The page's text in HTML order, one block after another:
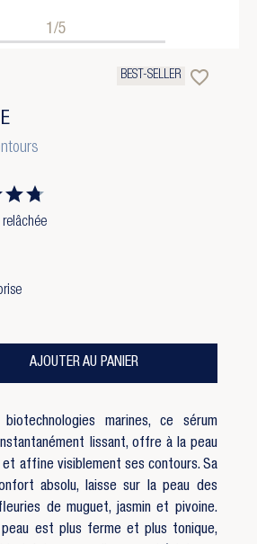
1/5
BEST-SELLER favorite_border
relâchée
AJOUTER AU PANIER
marines, ce sérum
lissant, offre à la peau
et affine visiblement ses contours. Sa
absolu, laisse sur la peau des
de muguet, jasmin et pivoine.
peau est plus ferme et plus tonique,